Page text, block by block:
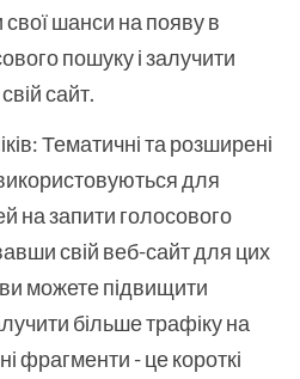
шанси на появу в
пошуку і залучити
сайт.
Тематичні та розширені
для
на запити голосового
свій веб-сайт для цих
можете підвищити
більше трафіку на
фрагменти - це короткі